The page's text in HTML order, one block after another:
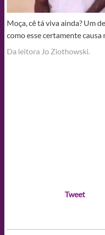
Moça, cê tá viva ainda? Um
como esse certamente
Da leitora Jo Ziothowski.
Tweet